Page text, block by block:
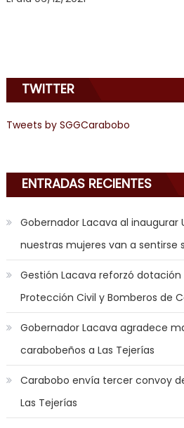
joys
of
anal
am
in
mood
play
a
jerk
off
game
with
you
joi
nana
nakamura
TWITTER
Tweets by SGGCarabobo
ENTRADAS RECIENTES
Gobernador Lacava al inaugurar
nuestras mujeres van a sentirse
Gestión Lacava reforzó
Protección Civil y Bomberos de
Gobernador Lacava agradece
carabobeños a Las Tejerías
Carabobo envía tercer convoy
Las Tejerías